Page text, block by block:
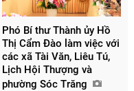
Phó Bí thư Thành ủy Hồ
Thị Cẩm Đào làm việc với
các xã Tài Văn, Liêu Tú,
Lịch Hội Thượng và
phường Sóc Trăng